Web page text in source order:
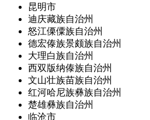
昆明市
迪庆藏族自治州
怒江傈僳族自治州
德宏傣族景颇族自治州
大理白族自治州
西双版纳傣族自治州
文山壮族苗族自治州
红河哈尼族彝族自治州
楚雄彝族自治州
临沧市